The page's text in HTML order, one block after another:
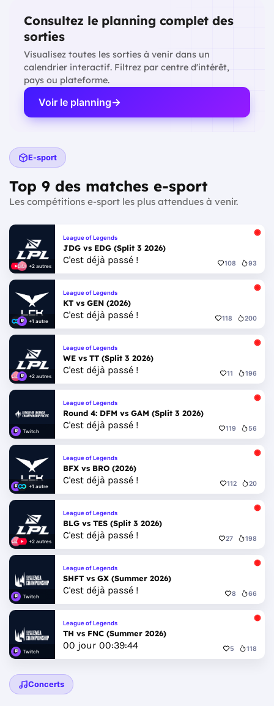
Consultez le planning complet des
sorties
Visualisez toutes les sorties à venir dans un
calendrier interactif. Filtrez par centre d'intérêt,
pays ou plateforme.
Voir le planning
E-sport
Top 9 des matches e-sport
Les compétitions e-sport les plus attendues à venir.
+2 autres
League of Legends
JDG vs EDG (Split 3 2026)
C'est déjà passé ! 108 93
+1 autre
League of Legends
KT vs GEN (2026)
C'est déjà passé ! 118 200
+2 autres
League of Legends
WE vs TT (Split 3 2026)
C'est déjà passé ! 11 196
Twitch
League of Legends
Round 4: DFM vs GAM (Split 3 2026)
C'est déjà passé ! 119 56
+1 autre
League of Legends
BFX vs BRO (2026)
C'est déjà passé ! 112 20
+2 autres
League of Legends
BLG vs TES (Split 3 2026)
C'est déjà passé ! 27 198
Twitch
League of Legends
SHFT vs GX (Summer 2026)
C'est déjà passé ! 8 66
Twitch
League of Legends
TH vs FNC (Summer 2026)
00 jour 00:39:42 5 118
Concerts